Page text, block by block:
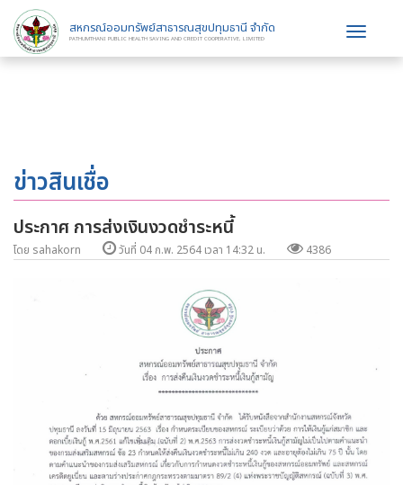
สหกรณ์ออมทรัพย์สาธารณสุขปทุมธานี จำกัด
PATHUMTHANI PUBLIC HEALTH SAVING AND CREDIT COOPERATIVE, LIMITED
Toggle
ข่าวสินเชื่อ
ประกาศ การส่งเงินงวดชำระหนี้
โดย sahakorn วันที่ 04 ก.พ. 2564 เวลา 14:32 น. 4386